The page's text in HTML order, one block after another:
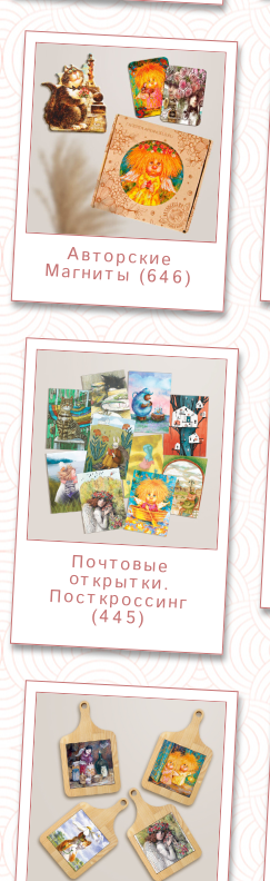
Авторские
Магниты (646)
Почтовые
открытки.
Посткроссинг
(445)